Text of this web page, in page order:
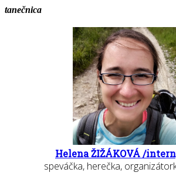
tanečnica
Helena ŽIŽÁKOVÁ /
speváčka, herečka,